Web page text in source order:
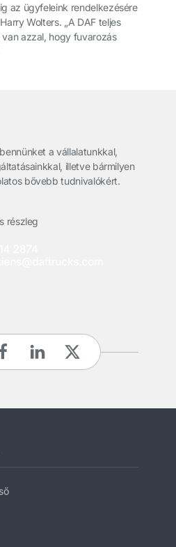
az ügyfeleink rendelkezésére
Wolters. „A DAF teljes
azzal, hogy fuvarozás
a vállalatunkkal,
illetve bármilyen
bővebb tudnivalókért.
részleg